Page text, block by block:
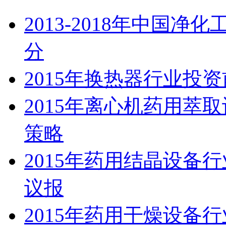
2013-2018年中国净化
分
2015年换热器行业投
2015年离心机药用萃
策略
2015年药用结晶设备
议报
2015年药用干燥设备